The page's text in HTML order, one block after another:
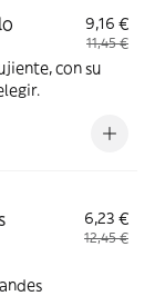
9,16 €
11,45 €
con su
6,23 €
12,45 €